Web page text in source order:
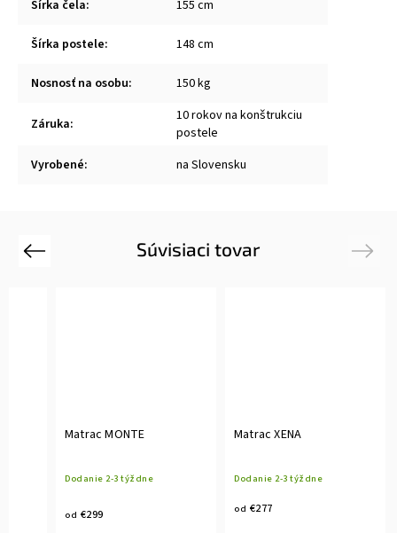
Šírka čela: 155 cm
Šírka postele: 148 cm
Nosnosť na osobu: 150 kg
Záruka:
10 rokov na konštrukciu
postele
Vyrobené: na Slovensku
Súvisiaci tovar
Previous
Matrac MONTE
Dodanie 2-3 týždne
od €299
Matrac XENA
Dodanie 2-3 týždne
od €277
Next